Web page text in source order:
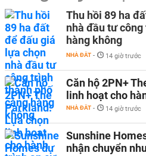
Thu hồi 89 ha
nhà đầu tư
hàng không
NHÀ ĐẤT - 14 giờ trước
Căn hộ 2PN+
linh hoạt cho
NHÀ ĐẤT - 14 giờ trước
Sunshine
nhận chuyển